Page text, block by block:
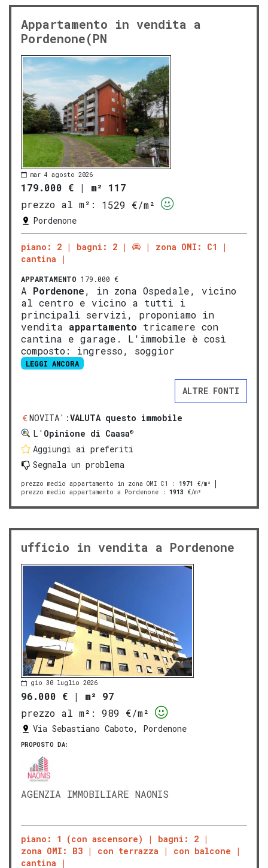
Appartamento in vendita a
Pordenone(PN
mar 4 agosto 2026
179.000 € | m² 117
prezzo al m²:
1529 €/m²
Pordenone
piano: 2 bagni: 2
zona OMI: C1
cantina
APPARTAMENTO 179.000 €
A Pordenone, in zona Ospedale, vicino
al centro e vicino a tutti i
principali servizi, proponiamo in
vendita appartamento tricamere con
cantina e garage. L'immobile è così
composto: ingresso, soggior
LEGGI ANCORA
ALTRE FONTI
NOVITA':VALUTA questo immobile
L' Opinione di Caasa®
Aggiungi ai preferiti
Segnala un problema
prezzo medio appartamento in zona OMI C1 : 1971
€/m²
prezzo medio appartamento a Pordenone : 1913 €/m²
ufficio in vendita a Pordenone
gio 30 luglio 2026
96.000 € | m² 97
prezzo al m²:
989 €/m²
Via Sebastiano Caboto, Pordenone
PROPOSTO DA:
AGENZIA IMMOBILIARE NAONIS
piano: 1 (con ascensore)
bagni: 2
zona OMI: B3
con terrazza
con balcone
cantina